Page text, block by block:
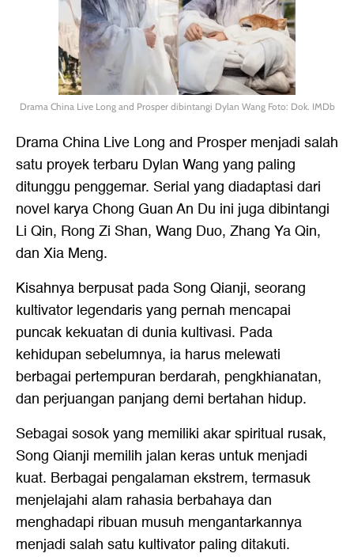
Drama China Live Long and Prosper dibintangi Dylan Wang Foto: Dok. IMDb
Drama China Live Long and Prosper menjadi salah
satu proyek terbaru Dylan Wang yang paling
ditunggu penggemar. Serial yang diadaptasi dari
novel karya Chong Guan An Du ini juga dibintangi
Li Qin, Rong Zi Shan, Wang Duo, Zhang Ya Qin,
dan Xia Meng.
Kisahnya berpusat pada Song Qianji, seorang
kultivator legendaris yang pernah mencapai
puncak kekuatan di dunia kultivasi. Pada
kehidupan sebelumnya, ia harus melewati
berbagai pertempuran berdarah, pengkhianatan,
dan perjuangan panjang demi bertahan hidup.
Sebagai sosok yang memiliki akar spiritual rusak,
Song Qianji memilih jalan keras untuk menjadi
kuat. Berbagai pengalaman ekstrem, termasuk
menjelajahi alam rahasia berbahaya dan
menghadapi ribuan musuh mengantarkannya
menjadi salah satu kultivator paling ditakuti.